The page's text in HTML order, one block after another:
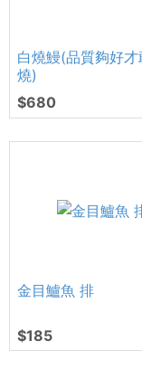
白燒鰻(品質夠好才
燒)
$680
金目鱸魚 排
$185